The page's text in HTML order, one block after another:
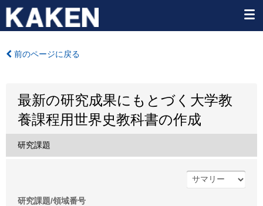
前のページに戻る
最新の研究成果にもとづく大学教
養課程用世界史教科書の作成
研究課題
研究課題/領域番号